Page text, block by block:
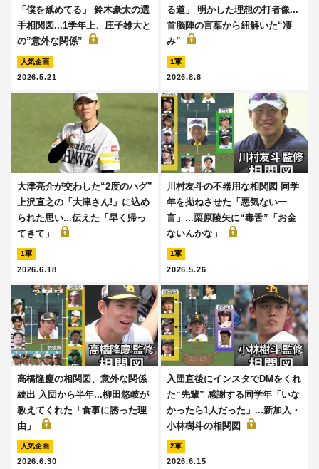
「僕を舐めてる」 鈴木豪太の選
手相関図...1学年上、庄子雄大と
の”意外な関係”
人気企画
2026.5.21
る道」 明かした理想の打者像...
首脳陣の言葉から紐解いた“凄
み”
1軍
2026.8.8
大津亮介が交わした“2度のハグ”
上沢直之の「大津さん!」に込め
られた思い...伝えた「早く帰っ
てきて」
1軍
2026.6.18
川村友斗の不器用な相関図 同学
年を拗ねさせた「悪気ない一
言」...栗原陵矢に“毒舌”「お金
ないんかな」
1軍
2026.5.26
高橋隆慶の相関図、意外な関係
続出 入団から半年...柳田悠岐が
教えてくれた「食事に誘った理
由」
人気企画
2026.6.30
入団直後にインスタでDMをくれ
た“先輩” 感謝する同学年「いな
かったら1人だった」...新加入・
小林樹斗の相関図
2軍
2026.6.15